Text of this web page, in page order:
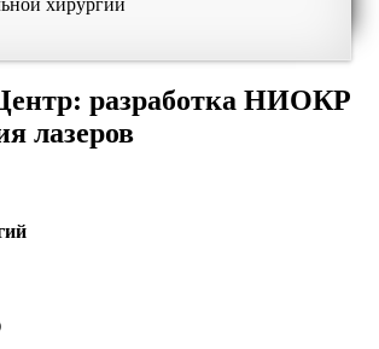
разработка НИОКР
лазеров